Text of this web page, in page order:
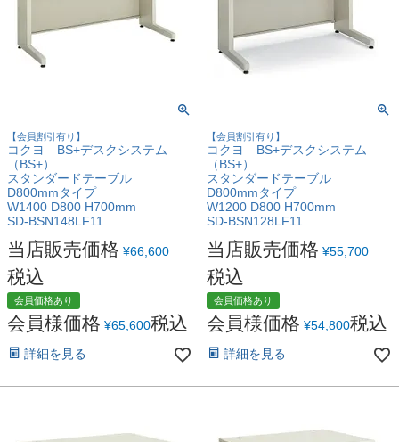
【会員割引有り】
コクヨ BS+デスクシステム
（BS+）
スタンダードテーブル
D800mmタイプ
W1400 D800 H700mm
SD-BSN148LF11
当店販売価格 ¥66,600
税込
会員価格あり
会員様価格 ¥65,600税込
詳細を見る
【会員割引有り】
コクヨ BS+デスクシステム
（BS+）
スタンダードテーブル
D800mmタイプ
W1200 D800 H700mm
SD-BSN128LF11
当店販売価格 ¥55,700
税込
会員価格あり
会員様価格 ¥54,800税込
詳細を見る